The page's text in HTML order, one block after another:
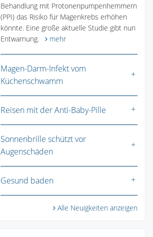
Behandlung mit Protonenpumpenhemmern
(PPI) das Risiko für Magenkrebs erhöhen
könnte. Eine große aktuelle Studie gibt nun
Entwarnung.
mehr
Magen-Darm-Infekt vom
Küchenschwamm
Reisen mit der Anti-Baby-Pille
Sonnenbrille schützt vor
Augenschäden
Gesund baden
Alle Neuigkeiten anzeigen